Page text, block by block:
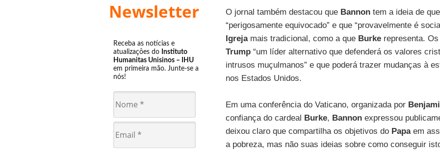
Newsletter
Receba as notícias e
atualizações do Instituto
Humanitas Unisinos – IHU
em primeira mão. Junte-se a
nós!
O jornal também destacou que Bannontem a ideia de
“perigosamente equivocado” e que “provavelmente é
Igrejamais tradicional, como a que Burkerepresenta. Os
Trump“um líder alternativo que defenderá os valores
intrusos muçulmanos” e que poderá trazer mudanças à
nos Estados Unidos.
Em uma conferência do Vaticano, organizada por
confiança do cardeal Burke, Bannonexpressou
deixou claro que compartilha os objetivos do Papaem
a pobreza, mas não suas ideias sobre como conseguir